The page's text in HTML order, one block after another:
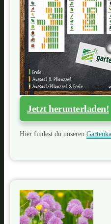
Jetzt herunterladen!
Hier findest du unseren